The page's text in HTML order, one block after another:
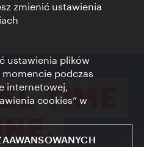
zmienić ustawienia
ustawienia plików
podczas
internetowej,
cookies” w